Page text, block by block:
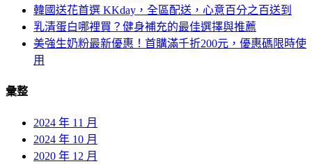
韓國送花首選 KKday，全區配送，心意百分之百送到
乳清蛋白哪裡買？健身補充的最佳選擇與推薦
美強生奶粉最新優惠！首購滿千折200元，優惠碼限時使
用
彙整
2024 年 11 月
2024 年 10 月
2020 年 12 月